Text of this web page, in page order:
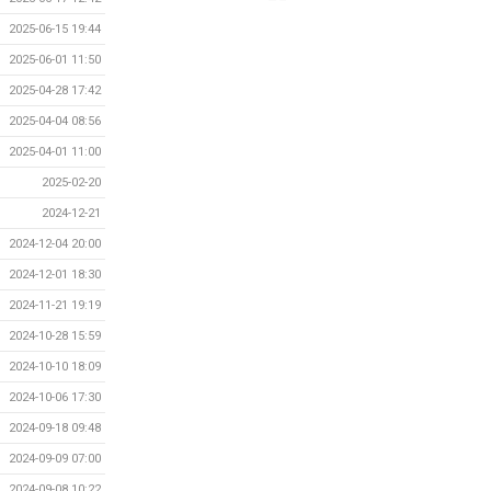
2025-06-15 19:44
2025-06-01 11:50
2025-04-28 17:42
2025-04-04 08:56
2025-04-01 11:00
2025-02-20
2024-12-21
2024-12-04 20:00
2024-12-01 18:30
2024-11-21 19:19
2024-10-28 15:59
2024-10-10 18:09
2024-10-06 17:30
2024-09-18 09:48
2024-09-09 07:00